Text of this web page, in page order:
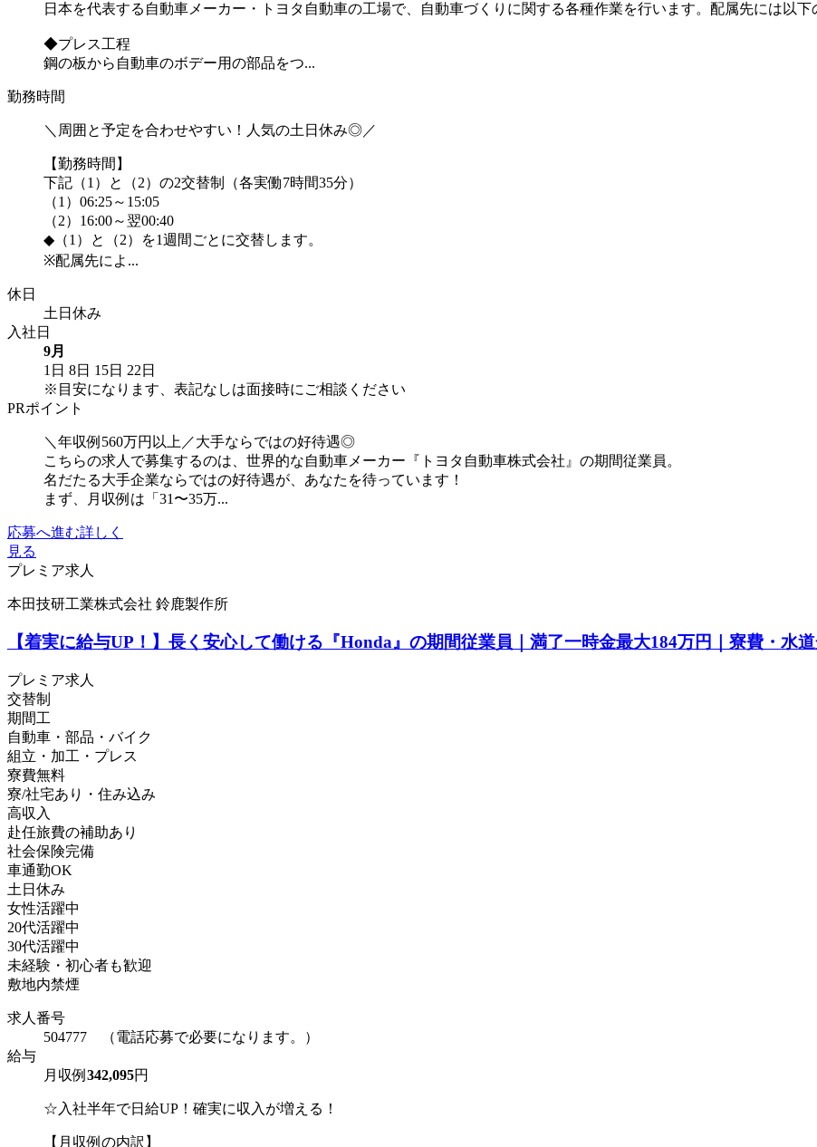
日本を代表する自動車メーカー・トヨタ自動車の工場で、自動車づくりに関する各種作業を行います。配属先には以下
◆プレス工程
鋼の板から自動車のボデー用の部品をつ...
勤務時間
＼周囲と予定を合わせやすい！人気の土日休み◎／
【勤務時間】
下記（1）と（2）の2交替制（各実働7時間35分）
（1）06:25～15:05
（2）16:00～翌00:40
◆（1）と（2）を1週間ごとに交替します。
※配属先によ...
休日
土日休み
入社日
9月
1日 8日 15日 22日
※目安になります、表記なしは面接時にご相談ください
PRポイント
＼年収例560万円以上／大手ならではの好待遇◎
こちらの求人で募集するのは、世界的な自動車メーカー『トヨタ自動車株式会社』の期間従業員。
名だたる大手企業ならではの好待遇が、あなたを待っています！
まず、月収例は「31〜35万...
応募へ進む詳しく
見る
プレミア求人
本田技研工業株式会社 鈴鹿製作所
【着実に給与UP！】長く安心して働ける『Honda』の期間従業員｜満了一時金最大184万円｜寮費・水
プレミア求人
交替制
期間工
自動車・部品・バイク
組立・加工・プレス
寮費無料
寮/社宅あり・住み込み
高収入
赴任旅費の補助あり
社会保険完備
車通勤OK
土日休み
女性活躍中
20代活躍中
30代活躍中
未経験・初心者も歓迎
敷地内禁煙
求人番号
504777 （電話応募で必要になります。）
給与
月収例 342,095円
☆入社半年で日給UP！確実に収入が増える！
【月収例の内訳】